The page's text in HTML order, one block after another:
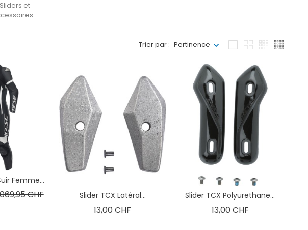
Sliders et
Trier par : Pertinence
Femme...
de base
069,95 CHFPrix Slider TCX Latéral...
13,00 CHF
Slider TCX Polyurethane...
13,00 CHFPrix